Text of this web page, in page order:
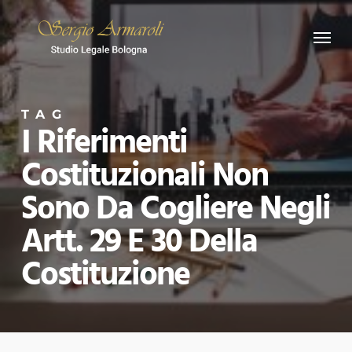
Skip
to
main
content
Menu
TAG
I Riferimenti
Costituzionali Non
Sono Da Cogliere Negli
Artt. 29 E 30 Della
Costituzione